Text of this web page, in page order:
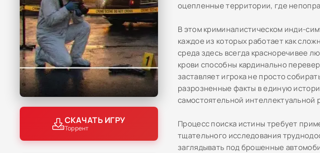
СКАЧАТЬ ИГРУ
Торрент
оцепленные территории, где
В этом криминалистическом инди-
каждое из которых работает как
среда здесь всегда красноречивее
крови способны кардинально
заставляет игрока не просто
разрозненные факты в единую
самостоятельной интеллектуальной
Процесс поиска истины требует
тщательного исследования
заглядывать под брошенные